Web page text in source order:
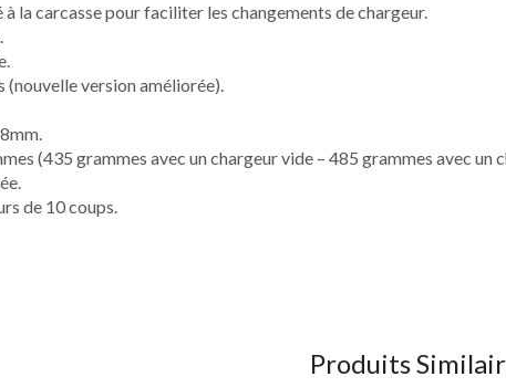
la carcasse pour faciliter les changements de chargeur.
(nouvelle version améliorée).
(435 grammes avec un chargeur vide – 485 grammes avec un
de 10 coups.
Produits